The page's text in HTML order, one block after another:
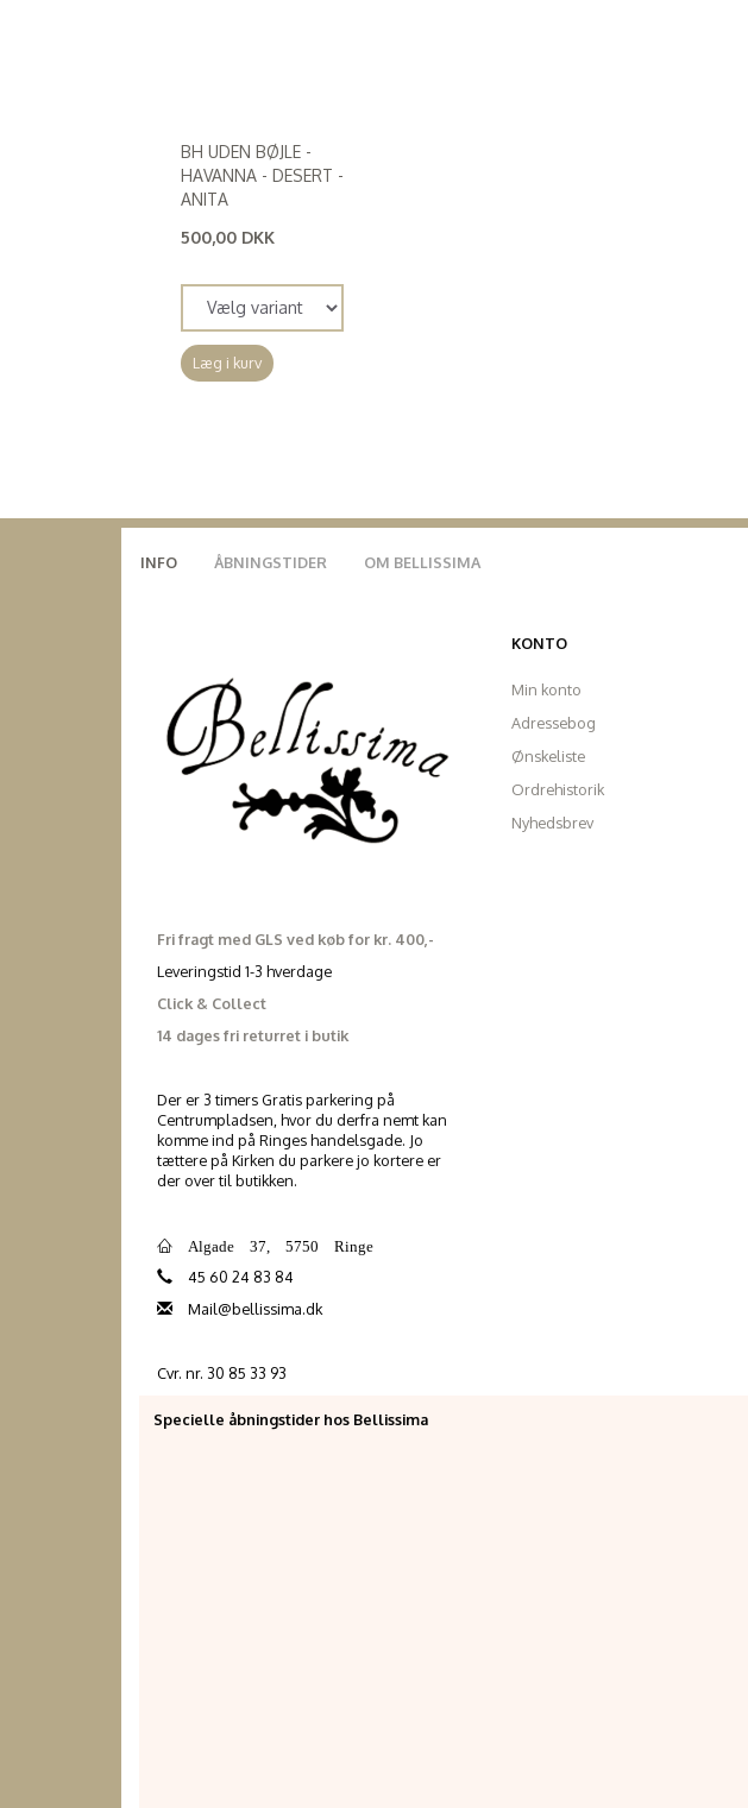
BH UDEN BØJLE -
HAVANNA - DESERT -
ANITA
500,00 DKK
Læg i kurv
INFO ÅBNINGSTIDER OM BELLISSIMA
Fri fragt med GLS ved køb for kr. 400,-
Leveringstid 1-3 hverdage
Click & Collect
14 dages fri returret i butik
Der er 3 timers Gratis parkering på
Centrumpladsen, hvor du derfra nemt kan
komme ind på Ringes handelsgade. Jo
tættere på Kirken du parkere jo kortere er
der over til butikken.
Algade 37, 5750 Ringe
45 60 24 83 84
Mail@bellissima.dk
Cvr. nr. 30 85 33 93
KONTO
Min konto
Adressebog
Ønskeliste
Ordrehistorik
Nyhedsbrev
Specielle åbningstider hos Bellissima